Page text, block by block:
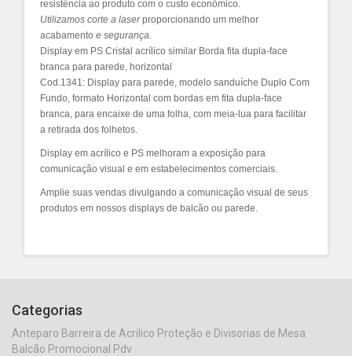
resistência ao produto com o custo econômico.
Utilizamos corte a laserproporcionando um melhor
acabamento e segurança.
Display em PS Cristal acrílico similar Borda fita dupla-face
branca para parede, horizontal
Cod.1341: Display para parede, modelo sanduíche Duplo Com
Fundo, formato Horizontal com bordas em fita dupla-face
branca, para encaixe de uma folha, com meia-lua para facilitar
a retirada dos folhetos.
Display em acrílico e PS melhoram a exposição para
comunicação visual e em estabelecimentos comerciais.
Amplie suas vendas divulgando a comunicação visual de seus
produtos em nossos displays de balcão ou parede.
Categorias
Anteparo Barreira de Acrilico Proteção e Divisorias de Mesa
Balcão Promocional Pdv